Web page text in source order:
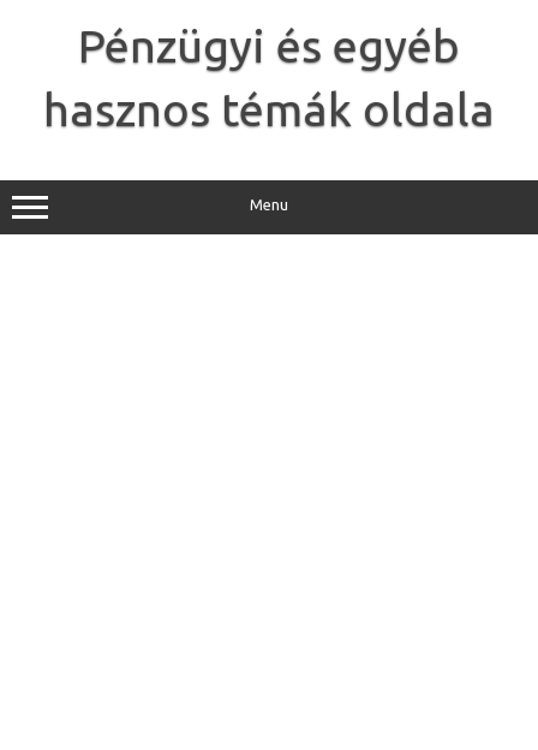
Pénzügyi és egyéb
hasznos témák oldala
Menu